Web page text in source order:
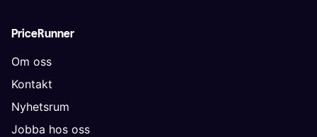
PriceRunner
Om oss
Kontakt
Nyhetsrum
Jobba hos oss